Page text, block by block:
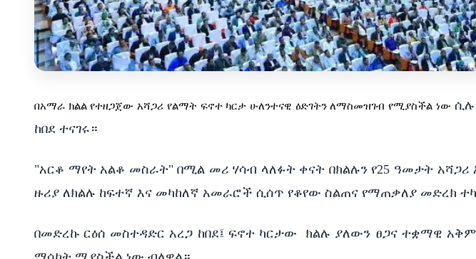
በአማራ ክልል የተዘጋጀው አሻጋሪ የልማት ፍኖተ ካርታ ሁለንተናዊ ዕድገትን ለማስመዝገብ የሚያስችል ነው ሲሉ
ከበደ ተናገሩ።
"አርቆ ማየት አልቆ መስራት" በሚል መሪ ሃሳብ ላለፉት ቀናት በክልሉን የ25 ዓመታት አሻጋሪ
ዙሪያ ለክልሉ ከፍተኛ እና መካከለኛ አመራሮች ሲሰጥ የቆየው ስልጠና የማጠቃለያ መድረክ
በመድረኩ ርዕሰ መስተዳድር አረጋ ከበደ፤ ፍኖተ ካርታው
ክልሉ ያለውን ፀጋና ተቋማዊ